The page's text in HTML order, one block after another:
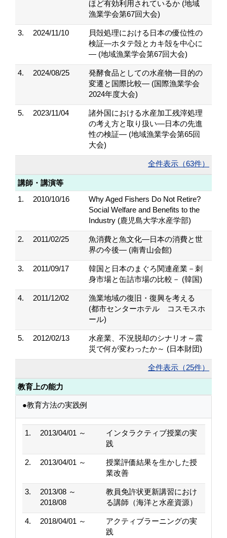
ほど有効利用されているか (地域
漁業学会第67回大会)
3. 2024/11/10
貝殻処理における日本の優位性の
検証―ホタテ殻とカキ殻を中心に
― (地域漁業学会第67回大会)
4. 2024/08/25
発酵食品としての水産物―目的の
変遷と国際比較― (国際漁業学会
2024年度大会)
5. 2023/11/04
諸外国における水産加工残滓処理
の考え方と取り扱い―日本の先進
性の検証― (地域漁業学会第65回
大会)
全件表示（63件）
講師・講演等
1.
2010/10/16
Why Aged Fishers Do Not Retire?
Social Welfare and Benefits to the
Industry (鹿児島大学水産学部)
2. 2011/02/25
魚消費と魚文化―日本の消費と世
界の今後― (南青山会館)
3. 2011/09/17
韓国と日本のまぐろ関連産業－刺
身市場と缶詰市場の比較－ (韓国)
4. 2011/12/02
漁業地域の復旧・復興を考える
(都市センターホテル コスモスホ
ール)
5. 2012/02/13
水産業、不況脱却のシナリオ～震
災で何が変わったか～ (日本財団)
全件表示（25件）
教育上の能力
●教育方法の実践例
1. 2013/04/01 ～
インタラクティブ授業の実
践
2. 2013/04/01 ～
授業評価結果を生かした授
業改善
3.
2013/08 ～
2018/08
教員免許状更新講習におけ
る講師（海洋と水産資源）
4. 2018/04/01 ～
アクティブラーニングの実
践